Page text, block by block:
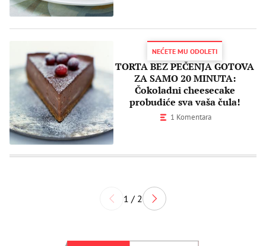
NEĆETE MU ODOLETI
TORTA BEZ PEČENJA GOTOVA
ZA SAMO 20 MINUTA:
Čokoladni cheesecake
probudiće sva vaša čula!
1 Komentara
1 / 2